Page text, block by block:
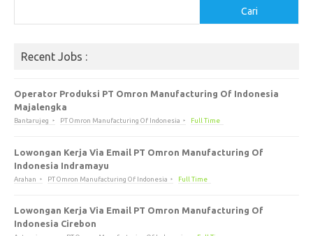
Cari
Recent Jobs :
Operator Produksi PT Omron Manufacturing Of Indonesia
Majalengka
Bantarujeg PT Omron Manufacturing Of Indonesia Full Time
Lowongan Kerja Via Email PT Omron Manufacturing Of
Indonesia Indramayu
Arahan PT Omron Manufacturing Of Indonesia Full Time
Lowongan Kerja Via Email PT Omron Manufacturing Of
Indonesia Cirebon